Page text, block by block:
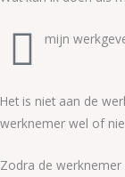
mijn
Het is niet aan de
werknemer wel of
Zodra de